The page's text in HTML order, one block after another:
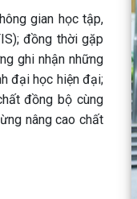
gian học tập,
đồng thời gặp
ghi nhận những
đại học hiện đại;
đồng bộ cùng
nâng cao chất